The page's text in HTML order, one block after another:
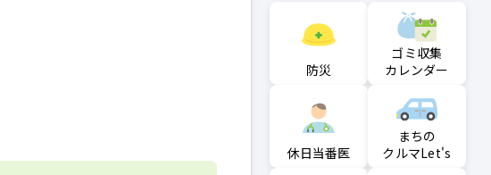
防災
ゴミ収集
カレンダー
休日当番医
まちの
クルマLet's